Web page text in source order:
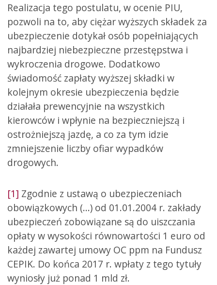
Realizacja tego postulatu, w ocenie PIU,
pozwoli na to, aby ciężar wyższych składek za
ubezpieczenie dotykał osób popełniających
najbardziej niebezpieczne przestępstwa i
wykroczenia drogowe. Dodatkowo
świadomość zapłaty wyższej składki w
kolejnym okresie ubezpieczenia będzie
działała prewencyjnie na wszystkich
kierowców i wpłynie na bezpieczniejszą i
ostrożniejszą jazdę, a co za tym idzie
zmniejszenie liczby ofiar wypadków
drogowych.
[1] Zgodnie z ustawą o ubezpieczeniach
obowiązkowych (…) od 01.01.2004 r. zakłady
ubezpieczeń zobowiązane są do uiszczania
opłaty w wysokości równowartości 1 euro od
każdej zawartej umowy OC ppm na Fundusz
CEPIK. Do końca 2017 r. wpłaty z tego tytuły
wyniosły już ponad 1 mld zł.